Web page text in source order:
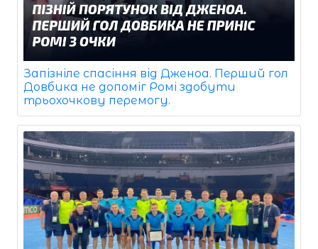
Запізніле спасіння від Дженоа. Перший гол
Довбика не допоміг Ромі здобути
трьохочкову перемогу.